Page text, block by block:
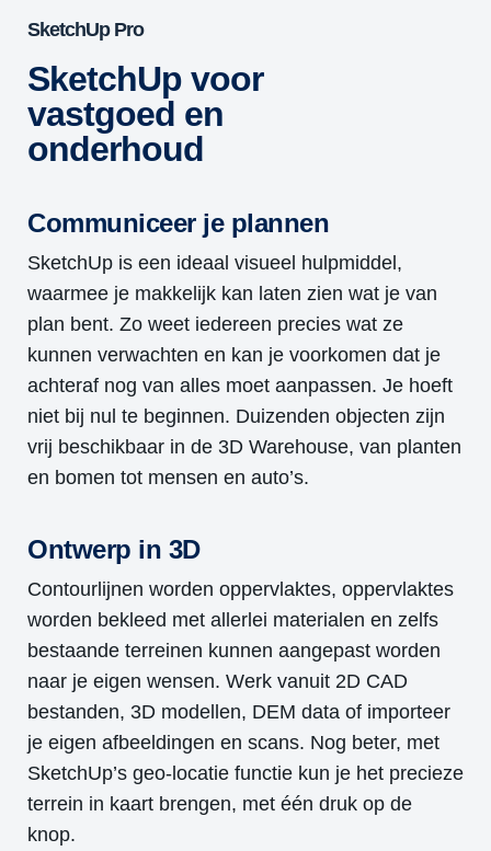
SketchUp Pro
SketchUp voor
vastgoed en
onderhoud
Communiceer je plannen
SketchUp is een ideaal visueel hulpmiddel,
waarmee je makkelijk kan laten zien wat je van
plan bent. Zo weet iedereen precies wat ze
kunnen verwachten en kan je voorkomen dat je
achteraf nog van alles moet aanpassen. Je hoeft
niet bij nul te beginnen. Duizenden objecten zijn
vrij beschikbaar in de 3D Warehouse, van planten
en bomen tot mensen en auto’s.
Ontwerp in 3D
Contourlijnen worden oppervlaktes, oppervlaktes
worden bekleed met allerlei materialen en zelfs
bestaande terreinen kunnen aangepast worden
naar je eigen wensen. Werk vanuit 2D CAD
bestanden, 3D modellen, DEM data of importeer
je eigen afbeeldingen en scans. Nog beter, met
SketchUp’s geo-locatie functie kun je het precieze
terrein in kaart brengen, met één druk op de
knop.